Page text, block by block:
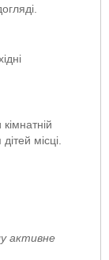
місці.
активне